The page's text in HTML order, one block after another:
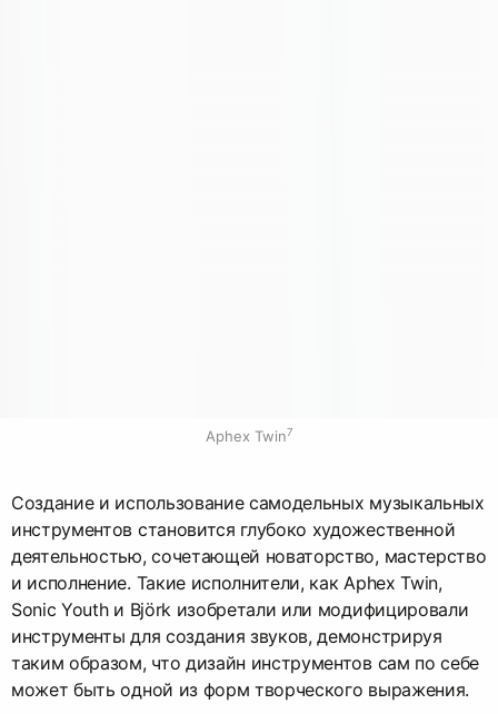
Aphex Twin7
Создание и использование самодельных музыкальных
инструментов становится глубоко художественной
деятельностью, сочетающей новаторство, мастерство
и исполнение. Такие исполнители, как Aphex Twin,
Sonic Youth и Björk изобретали или модифицировали
инструменты для создания звуков, демонстрируя
таким образом, что дизайн инструментов сам по себе
может быть одной из форм творческого выражения.